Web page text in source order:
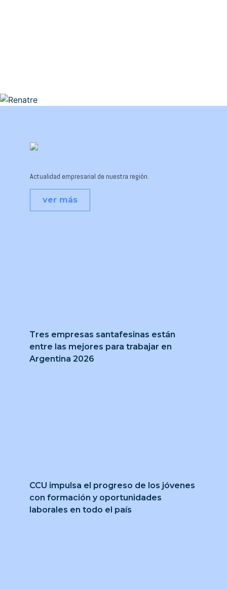
Tres empresas santafesinas están
entre las mejores para trabajar en
Argentina 2026
CCU impulsa el progreso de los jóvenes
con formación y oportunidades
laborales en todo el país
Actualidad empresarial de nuestra región.
ver más